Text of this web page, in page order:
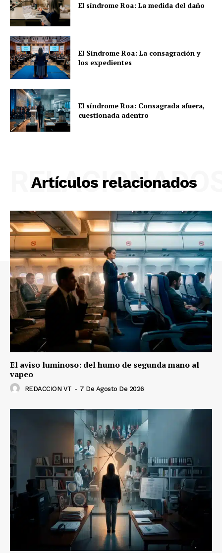
El síndrome Roa: La medida del daño
El Síndrome Roa: La consagración y
los expedientes
El síndrome Roa: Consagrada afuera,
cuestionada adentro
Artículos relacionados
El aviso luminoso: del humo de segunda mano al
vapeo
REDACCION VT - 7 De Agosto De 2026